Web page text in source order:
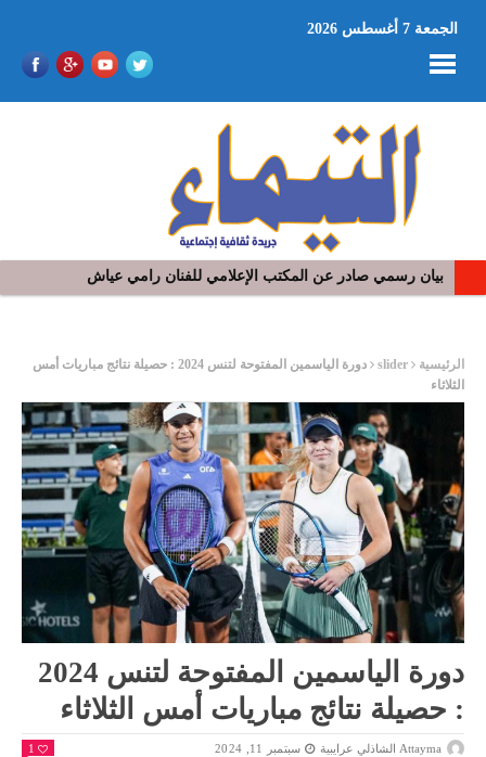
الجمعة 7 أغسطس 2026
في افتتاح مهرجان بومخلوف الدولي: رؤوف ماهر يتالق و يشد الجمهور
الرئيسية slider
دورة الياسمين المفتوحة لتنس 2024 : حصيلة نتائج مباريات أمس
الثلاثاء
دورة الياسمين المفتوحة لتنس 2024
: حصيلة نتائج مباريات أمس الثلاثاء
Attayma الشاذلي عرايبية سبتمبر 11, 2024 1